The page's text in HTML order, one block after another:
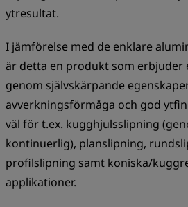
ytresultat.
I jämförelse med de enklare
är detta en produkt som erbjuder
genom självskärpande
avverkningsförmåga och god
väl för t.ex. kugghjulsslipning
kontinuerlig), planslipning,
profilslipning samt koniska/
applikationer.